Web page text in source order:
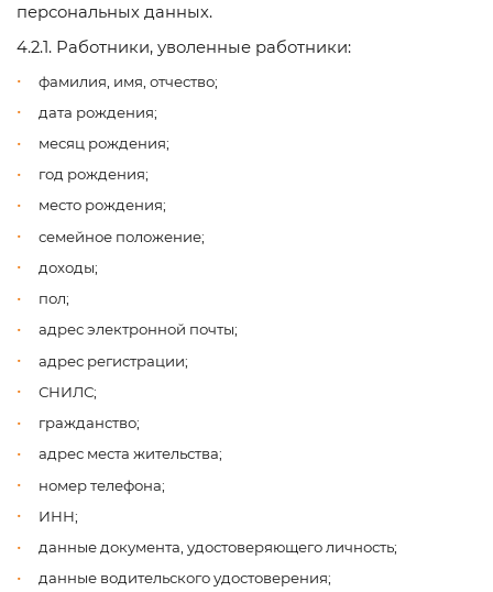
персональных данных.
4.2.1. Работники, уволенные работники:
фамилия, имя, отчество;
дата рождения;
месяц рождения;
год рождения;
место рождения;
семейное положение;
доходы;
пол;
адрес электронной почты;
адрес регистрации;
СНИЛС;
гражданство;
адрес места жительства;
номер телефона;
ИНН;
данные документа, удостоверяющего личность;
данные водительского удостоверения;